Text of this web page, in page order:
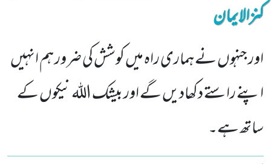
کنزالایمان
اور جنہوں نے ہماری راہ میں کوشش کی ضرور ہم انہیں
اپنے راستے دکھادیں گے اور بیشک الله نیکوں کے
ساتھ ہے۔